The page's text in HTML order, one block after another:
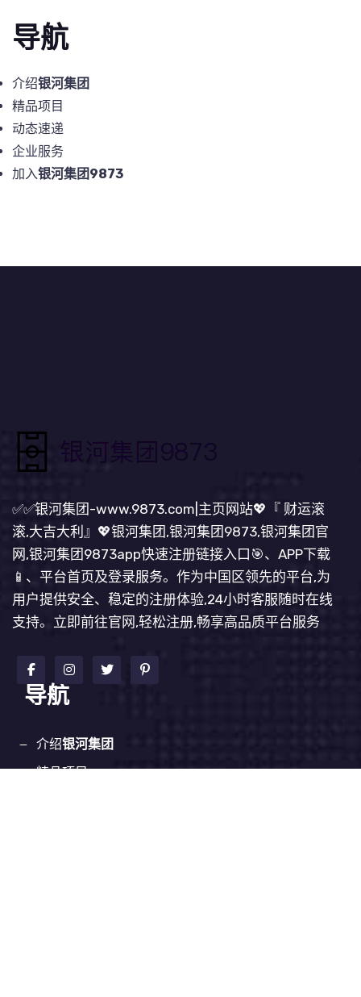
导航
介绍银河集团
精品项目
动态速递
企业服务
加入银河集团9873
✅✅银河集团-www.9873.com|主页网站💖『 财运滚
滚,大吉大利』💖银河集团,银河集团9873,银河集团官
网,银河集团9873app快速注册链接入口🎯、APP下载
📱、平台首页及登录服务。作为中国区领先的平台,为
用户提供安全、稳定的注册体验,24小时客服随时在线
支持。立即前往官网,轻松注册,畅享高品质平台服务
导航
介绍银河集团
精品项目